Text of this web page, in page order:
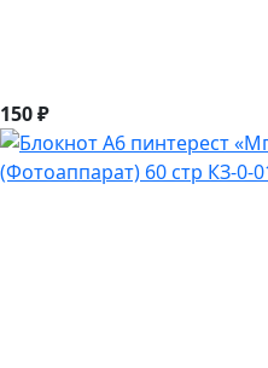
150 ₽